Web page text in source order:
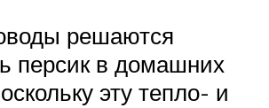
решаются
персик в домашних
эту тепло- и